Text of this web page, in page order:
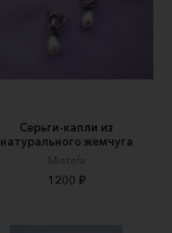
Серьги-капли из
натурального жемчуга
Mistefa
1200 ₽